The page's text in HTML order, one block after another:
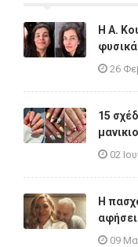
Η A.
26
15
02
Η
09